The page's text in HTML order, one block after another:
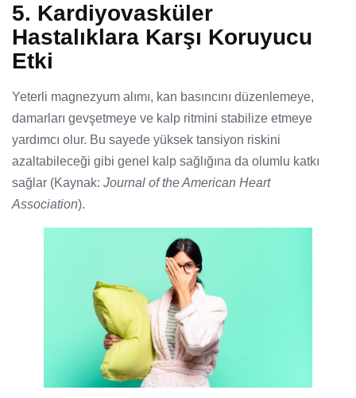
5. Kardiyovasküler
Hastalıklara Karşı Koruyucu
Etki
Yeterli magnezyum alımı, kan basıncını düzenlemeye,
damarları gevşetmeye ve kalp ritmini stabilize etmeye
yardımcı olur. Bu sayede yüksek tansiyon riskini
azaltabileceği gibi genel kalp sağlığına da olumlu katkı
sağlar (Kaynak: Journal of the American Heart
Association).